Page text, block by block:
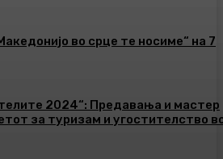
во срце те носиме“ на 7
2024“: Предавања и мастер
за туризам и угостителство